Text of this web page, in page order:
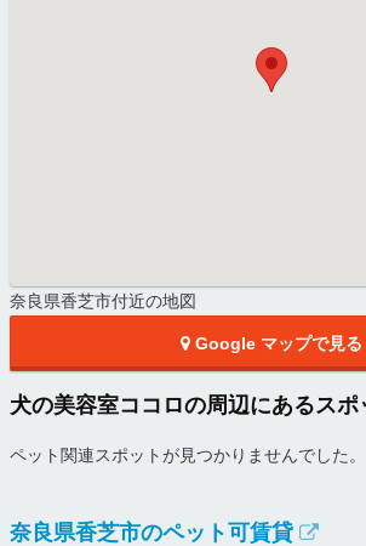
奈良県香芝市付近の地図
Google マップで見る
犬の美容室ココロの周辺にあるスポ
ペット関連スポットが見つかりませんでした。
奈良県香芝市のペット可賃貸